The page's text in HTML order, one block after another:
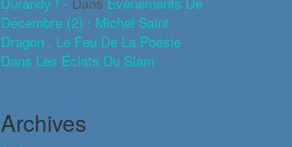
Décembre (2) : Michel Saint
Dragon , Le Feu De La Poésie
Dans Les Éclats Du Slam
Archives